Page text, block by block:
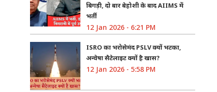
बिगड़ी, दो बार बेहोशी के बाद AIIMS में
भर्ती
12 Jan 2026 - 6:21 PM
ISRO का भरोसेमंद PSLV क्यों भटका,
अन्वेषा सैटेलाइट क्यों है खास?
12 Jan 2026 - 5:58 PM